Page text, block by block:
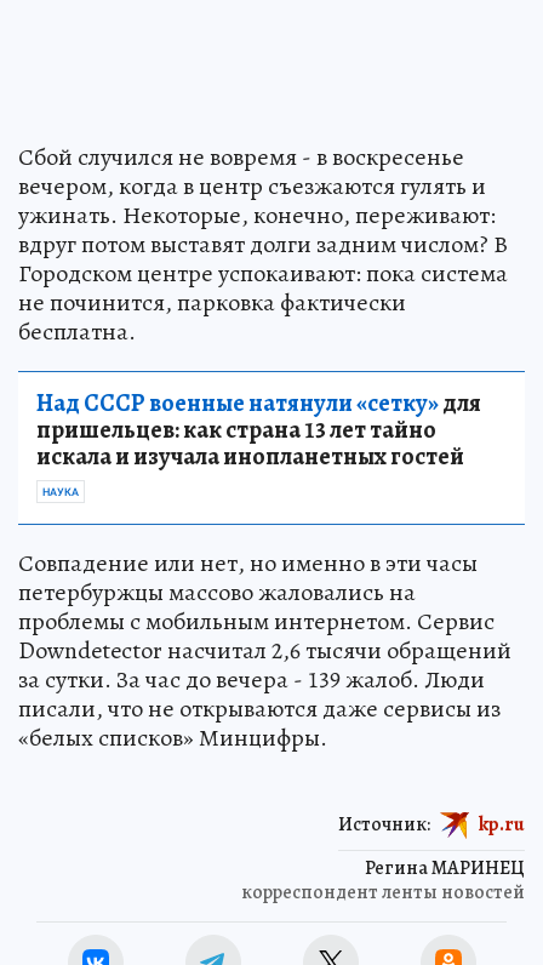
Сбой случился не вовремя - в воскресенье
вечером, когда в центр съезжаются гулять и
ужинать. Некоторые, конечно, переживают:
вдруг потом выставят долги задним числом? В
Городском центре успокаивают: пока система
не починится, парковка фактически
бесплатна.
Над СССР военные натянули «сетку»для
пришельцев: как страна 13 лет тайно
искала и изучала инопланетных гостей
НАУКА
Совпадение или нет, но именно в эти часы
петербуржцы массово жаловались на
проблемы с мобильным интернетом. Сервис
Downdetector насчитал 2,6 тысячи обращений
за сутки. За час до вечера - 139 жалоб. Люди
писали, что не открываются даже сервисы из
«белых списков» Минцифры.
Регина МАРИНЕЦ
корреспондент ленты новостей
Источник: kp.ru